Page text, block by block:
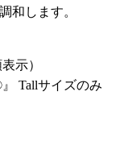
和します。
示）
Tallサイズのみ